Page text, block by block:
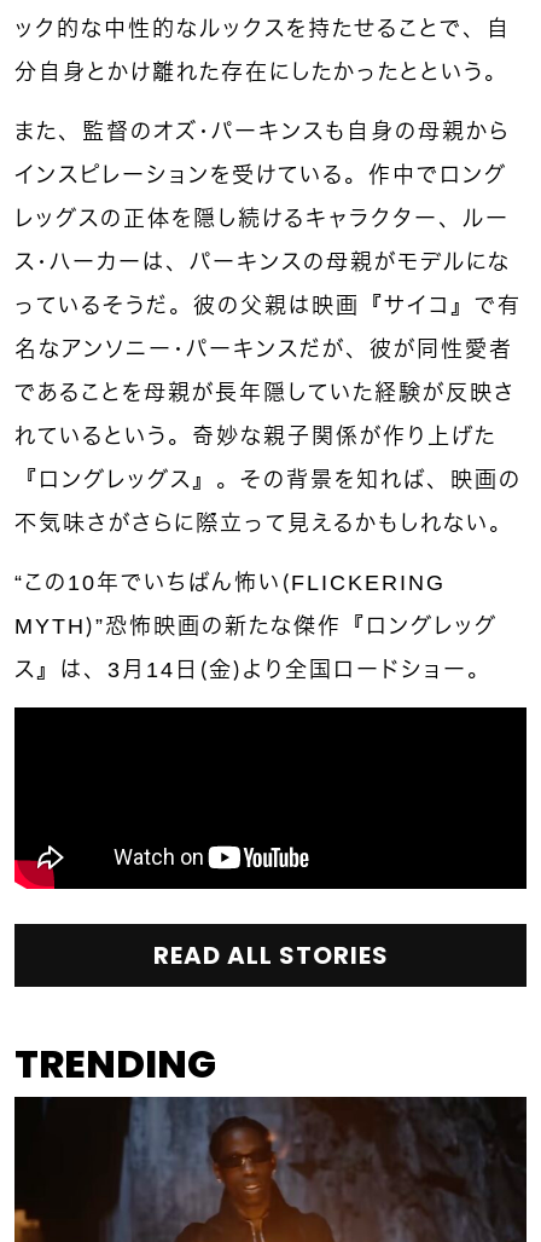
ック的な中性的なルックスを持たせることで、自
分自身とかけ離れた存在にしたかったとという。
また、監督のオズ・パーキンスも自身の母親から
インスピレーションを受けている。作中でロング
レッグスの正体を隠し続けるキャラクター、ルー
ス・ハーカーは、パーキンスの母親がモデルにな
っているそうだ。彼の父親は映画『サイコ』で有
名なアンソニー・パーキンスだが、彼が同性愛者
であることを母親が長年隠していた経験が反映さ
れているという。奇妙な親子関係が作り上げた
『ロングレッグス』。その背景を知れば、映画の
不気味さがさらに際立って見えるかもしれない。
“この 10年でいちばん怖い（FLICKERING
MYTH）”恐怖映画の新たな傑作『ロングレッグ
ス』は、 3月 14 日（金）より全国ロードショー。
READ ALL STORIES
TRENDING